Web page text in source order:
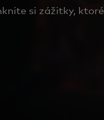
si zážitky, ktoré